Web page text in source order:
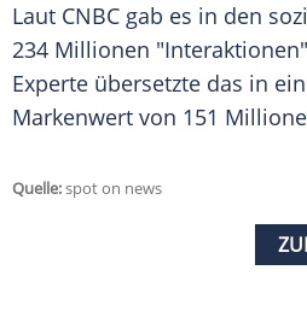
Laut CNBC gab es in den
234 Millionen
Experte übersetzte das in
Markenwert von 151
Quelle:spot on news